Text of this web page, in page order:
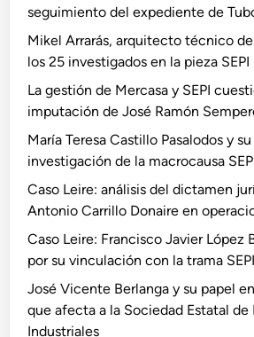
seguimiento del expediente de
Mikel Arrarás, arquitecto técnico
los 25 investigados en la pieza SEPI
La gestión de Mercasa y SEPI
imputación de José Ramón
María Teresa Castillo Pasalodos y
investigación de la macrocausa
Caso Leire: análisis del dictamen
Antonio Carrillo Donaire en
Caso Leire: Francisco Javier López
por su vinculación con la trama SEPI
José Vicente Berlanga y su papel
que afecta a la Sociedad Estatal
Industriales